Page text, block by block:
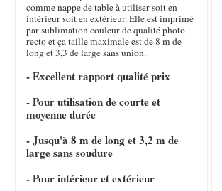
comme nappe de table à utiliser soit en
intérieur soit en extérieur. Elle est imprimé
par sublimation couleur de qualité photo
recto et ça taille maximale est de 8 m de
long et 3,3 de large sans union.
- Excellent rapport qualité prix
- Pour utilisation de courte et
moyenne durée
- Jusqu'à 8 m de long et 3,2 m de
large sans soudure
- Pour intérieur et extérieur